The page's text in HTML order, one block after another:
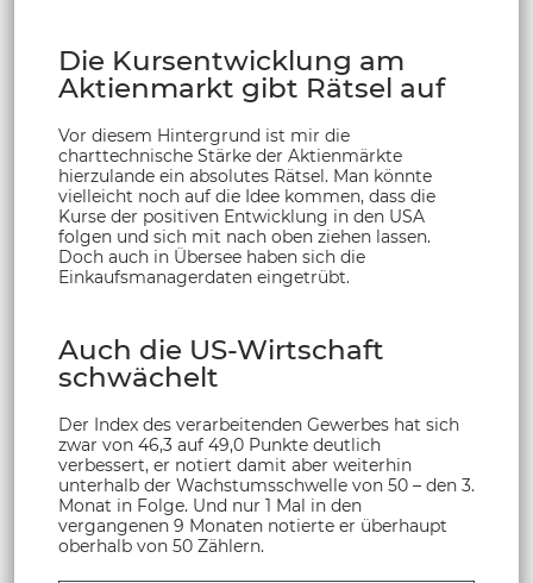
Die Kursentwicklung am
Aktienmarkt gibt Rätsel auf
Vor diesem Hintergrund ist mir die
charttechnische Stärke der Aktienmärkte
hierzulande ein absolutes Rätsel. Man könnte
vielleicht noch auf die Idee kommen, dass die
Kurse der positiven Entwicklung in den USA
folgen und sich mit nach oben ziehen lassen.
Doch auch in Übersee haben sich die
Einkaufsmanagerdaten eingetrübt.
Auch die US-Wirtschaft
schwächelt
Der Index des verarbeitenden Gewerbes hat sich
zwar von 46,3 auf 49,0 Punkte deutlich
verbessert, er notiert damit aber weiterhin
unterhalb der Wachstumsschwelle von 50 – den 3.
Monat in Folge. Und nur 1 Mal in den
vergangenen 9 Monaten notierte er überhaupt
oberhalb von 50 Zählern.